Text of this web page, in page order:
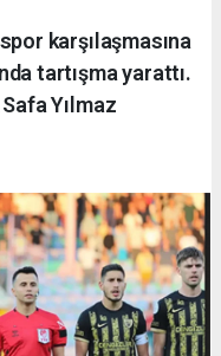
karşılaşmasına
tartışma yarattı.
Yılmaz